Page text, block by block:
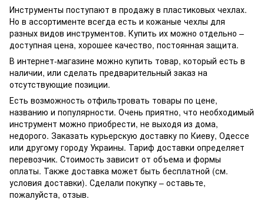
Инструменты поступают в продажу в пластиковых чехлах.
Но в ассортименте всегда есть и кожаные чехлы для
разных видов инструментов. Купить их можно отдельно –
доступная цена, хорошее качество, постоянная защита.
В интернет-магазине можно купить товар, который есть в
наличии, или сделать предварительный заказ на
отсутствующие позиции.
Есть возможность отфильтровать товары по цене,
названию и популярности. Очень приятно, что необходимый
инструмент можно приобрести, не выходя из дома,
недорого. Заказать курьерскую доставку по Киеву, Одессе
или другому городу Украины. Тариф доставки определяет
перевозчик. Стоимость зависит от объема и формы
оплаты. Также доставка может быть бесплатной (см.
условия доставки). Сделали покупку – оставьте,
пожалуйста, отзыв.